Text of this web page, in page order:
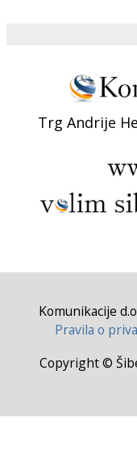
Trg Andrije
Komunikacije
Pravila o
Copyright ©